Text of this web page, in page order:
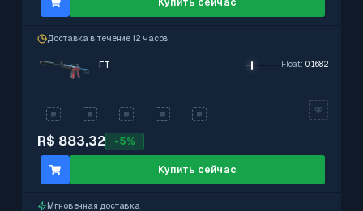
Купить сейчас
Доставка в течение 12 часов
R$ 883,32 -5%
FT Float: 0.1682
Купить сейчас
Мгновенная доставка